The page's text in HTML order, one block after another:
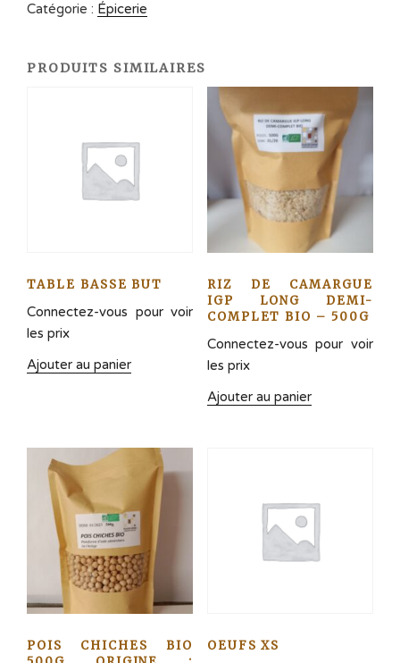
Catégorie : Épicerie
PRODUITS SIMILAIRES
TABLE BASSE BUT
Connectez-vous pour voir
les prix
Ajouter au panier
RIZ DE CAMARGUE
IGP LONG DEMI-
COMPLET BIO – 500G
Connectez-vous pour voir
les prix
Ajouter au panier
POIS CHICHES BIO
OEUFS XS